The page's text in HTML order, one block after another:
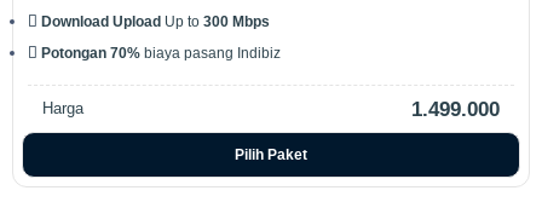
Download Upload Up to 300 Mbps
Potongan 70% biaya pasang Indibiz
Harga 1.499.000
Pilih Paket